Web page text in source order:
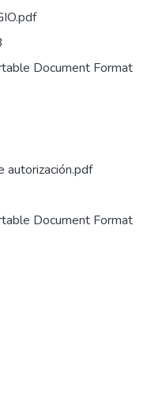
Document Format
autorización.pdf
Document Format